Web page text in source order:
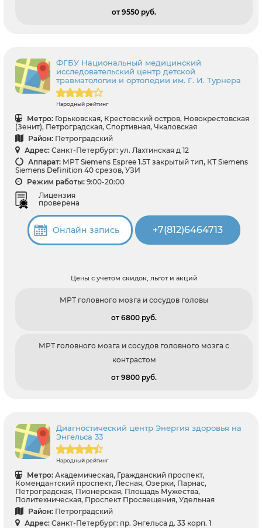
от 9550 pуб.
ФГБУ Национальный медицинский
исследовательский центр детской
травматологии и ортопедии им. Г. И. Турнера
Народный рейтинг
Метро: Горьковская, Крестовский остров, Новокрестовская
(Зенит), Петроградская, Спортивная, Чкаловская
Район: Петроградский
Адрес: Санкт-Петербург: ул. Лахтинская д 12
Аппарат: МРТ Siemens Espree 1.5Т закрытый тип, КТ Siemens
Siemens Definition 40 срезов, УЗИ
Режим работы: 9:00-20:00
Лицензия
проверена
Онлайн запись +7(812)6464713
Цены с учетом скидок, льгот и акций
МРТ головного мозга и сосудов головы
от 6800 pуб.
МРТ головного мозга и сосудов головного мозга с
контрастом
от 9800 pуб.
Диагностический центр Энергия здоровья на
Энгельса 33
Народный рейтинг
Метро: Академическая, Гражданский проспект,
Комендантский проспект, Лесная, Озерки, Парнас,
Петроградская, Пионерская, Площадь Мужества,
Политехническая, Проспект Просвещения, Удельная
Район: Петроградский
Адрес: Санкт-Петербург: пр. Энгельса д. 33 корп. 1